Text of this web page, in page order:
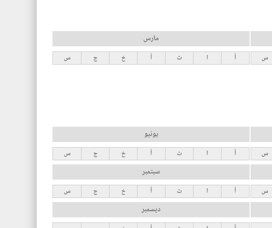
س
مارس
أ ا ث أ خ ج س
س
يونيو
أ ا ث أ خ ج س
س
سبتمبر
أ ا ث أ خ ج س
ديسمبر